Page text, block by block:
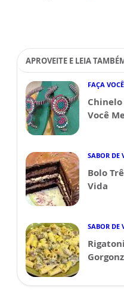
APROVEITE E LEIA
FAÇA
Chinelo
Você
SABOR DE
Bolo
Vida
SABOR DE